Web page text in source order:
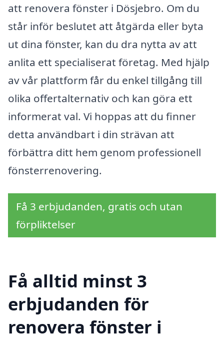
att renovera fönster i Dösjebro. Om du
står inför beslutet att åtgärda eller byta
ut dina fönster, kan du dra nytta av att
anlita ett specialiserat företag. Med hjälp
av vår plattform får du enkel tillgång till
olika offertalternativ och kan göra ett
informerat val. Vi hoppas att du finner
detta användbart i din strävan att
förbättra ditt hem genom professionell
fönsterrenovering.
Få 3 erbjudanden, gratis och utan
förpliktelser
Få alltid minst 3
erbjudanden för
renovera fönster i